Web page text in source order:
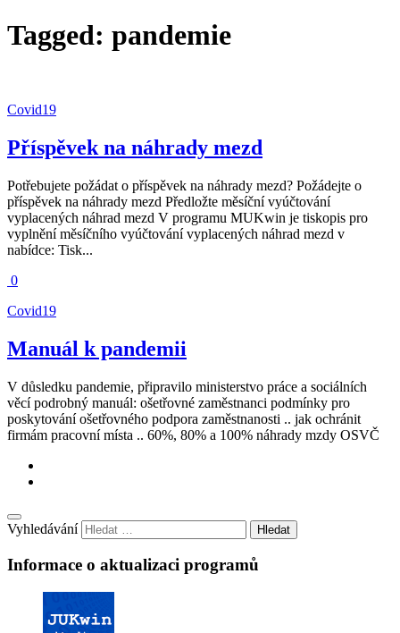
Tagged: pandemie
Covid19
Příspěvek na náhrady mezd
Potřebujete požádat o příspěvek na náhrady mezd? Požádejte o
příspěvek na náhrady mezd Předložte měsíční vyúčtování
vyplacených náhrad mezd V programu MUKwin je tiskopis pro
vyplnění měsíčního vyúčtování vyplacených náhrad mezd v
nabídce: Tisk...
0
Covid19
Manuál k pandemii
V důsledku pandemie, připravilo ministerstvo práce a sociálních
věcí podrobný manuál: ošetřovné zaměstnanci podmínky pro
poskytování ošetřovného podpora zaměstnanosti .. jak ochránit
firmám pracovní místa .. 60%, 80% a 100% náhrady mzdy OSVČ
Vyhledávání
Informace o aktualizaci programů